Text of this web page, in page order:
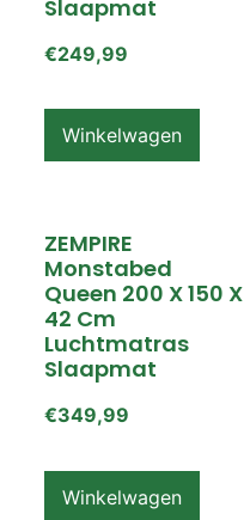
Slaapmat
€249,99
Winkelwagen
ZEMPIRE
Monstabed
Queen 200 X 150 X
42 Cm
Luchtmatras
Slaapmat
€349,99
Winkelwagen